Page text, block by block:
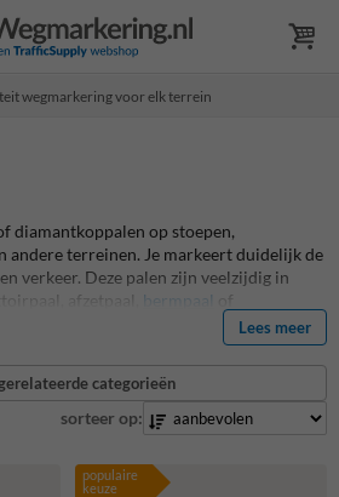
wegmarkering voor elk terrein
diamantkoppalen op stoepen,
andere terreinen. Je markeert duidelijk de
verkeer. Deze palen zijn veelzijdig in
afzetpaal, bermpaal
of
witte reflecterende banden blijven ze
slecht weer, ook op plekken zonder
uitvoering is stevig, onderhoudsvrij en
is niet voor niets de meest
straatbeeld.
Lees meer
categorieën
sorteer op:
populaire
keuze